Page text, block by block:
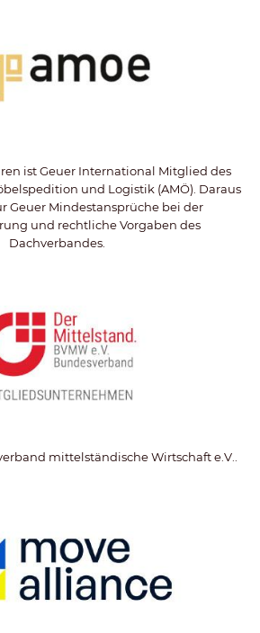
ist Geuer International Mitglied des
und Logistik (AMÖ). Daraus
Geuer Mindestansprüche bei der
und rechtliche Vorgaben des
Dachverbandes.
mittelständische Wirtschaft e.V..